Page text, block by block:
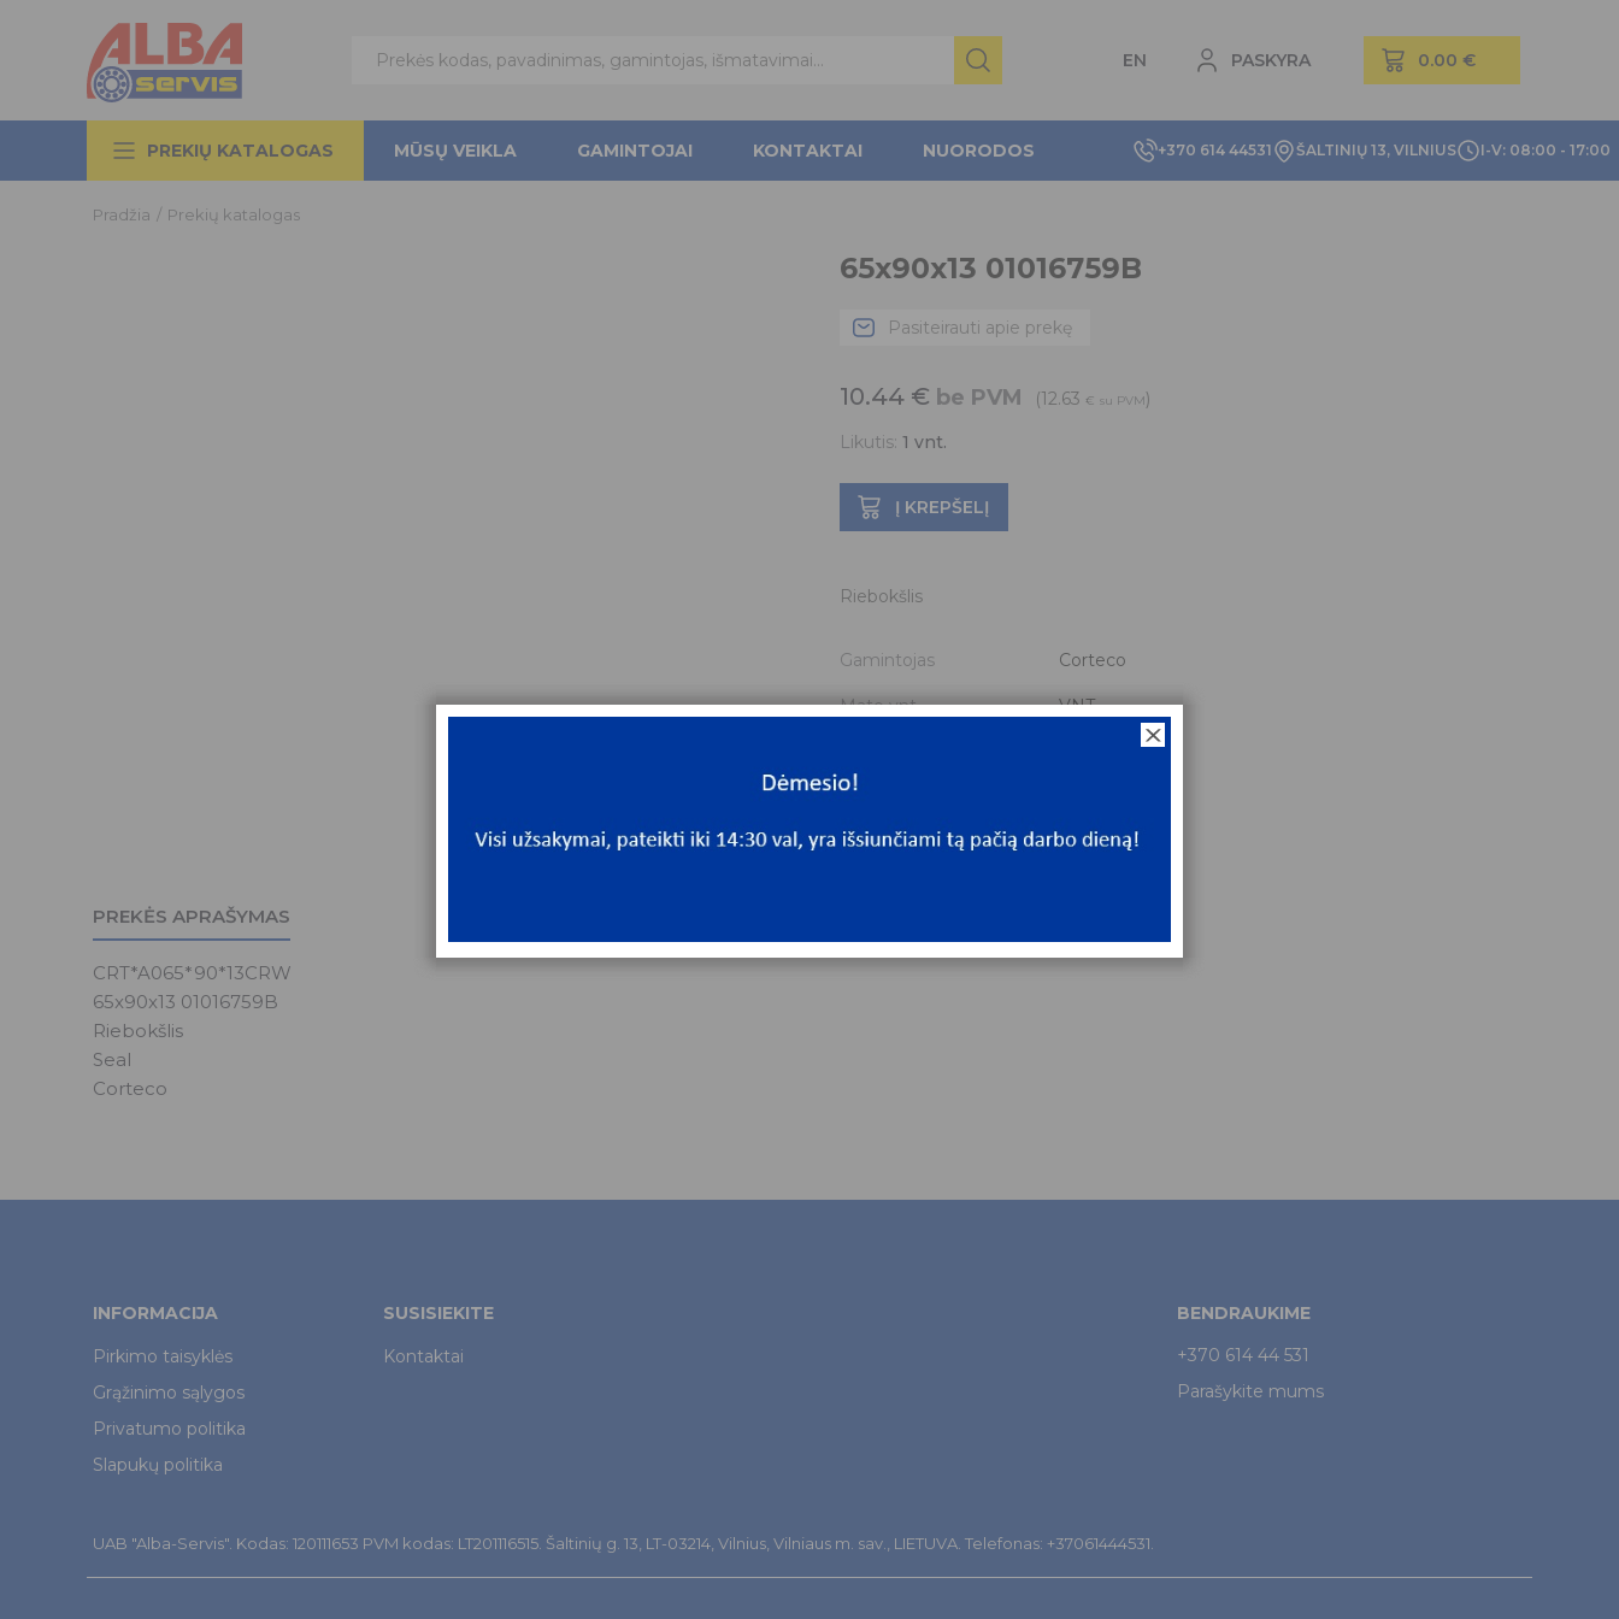
EN PASKYRA
+370 614 44531 ŠALTINIŲ 13, VILNIUS I-V: 08:00 - 17:00
PREKIŲ KATALOGAS MŪSŲ VEIKLA GAMINTOJAI KONTAKTAI NUORODOS
Pradžia / Prekių katalogas
65x90x13 01016759B
Pasiteirauti apie prekę
10.44 € be PVM (12.63 € su PVM)
Likutis: 1 vnt.
Į KREPŠELĮ
Riebokšlis
Gamintojas Corteco
Mato vnt. VNT
Mato vnt
PREKĖS APRAŠYMAS
CRT*A065*90*13CRW
65x90x13 01016759B
Riebokšlis
Seal
Corteco
INFORMACIJA
Pirkimo taisyklės
Grąžinimo sąlygos
Privatumo politika
Slapukų politika
SUSISIEKITE
Kontaktai
BENDRAUKIME
+370 614 44 531
Parašykite mums
UAB "Alba-Servis". Kodas: 120111653 PVM kodas: LT201116515. Šaltinių g. 13, LT-03214, Vilnius, Vilniaus m. sav., LIETUVA. Telefonas: +37061444531.